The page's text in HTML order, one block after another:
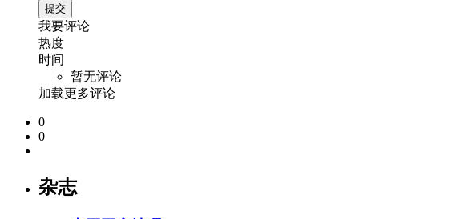
我要评论
热度
时间
暂无评论
加载更多评论
0
0
杂志